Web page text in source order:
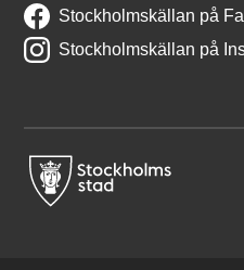
Stockholmskällan på
Stockholmskällan på